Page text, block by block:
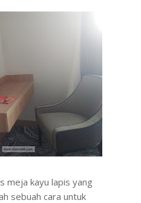
meja kayu lapis yang
sebuah cara untuk